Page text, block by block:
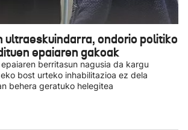
ultraeskuindarra, ondorio politiko
epaiaren gakoak
berritasun nagusia da kargu
bost urteko inhabilitazioa ez dela
behera geratuko helegitea